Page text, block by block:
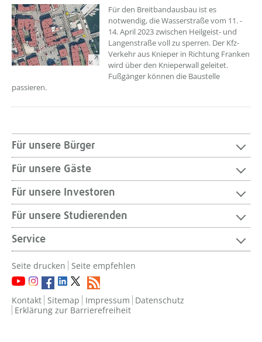
??? absaetzeOben[1]/titel ???
Für den Breitbandausbau ist es
notwendig, die Wasserstraße vom 11. -
14. April 2023 zwischen Heilgeist- und
Langenstraße voll zu sperren. Der Kfz-
Verkehr aus Knieper in Richtung Franken
wird über den Knieperwall geleitet.
Fußgänger können die Baustelle
passieren.
Für unsere Bürger
Für unsere Gäste
Für unsere Investoren
Für unsere Studierenden
Service
Seite drucken Seite empfehlen
Kontakt Sitemap Impressum Datenschutz
Erklärung zur Barrierefreiheit